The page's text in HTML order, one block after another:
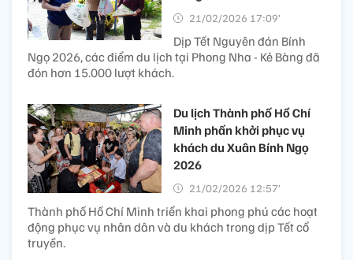
21/02/2026 17:09’
Dịp Tết Nguyên đán Bính
Ngọ 2026, các điểm du lịch tại Phong Nha - Kẻ Bàng đã
đón hơn 15.000 lượt khách.
Du lịch Thành phố Hồ Chí
Minh phấn khởi phục vụ
khách du Xuân Bính Ngọ
2026
21/02/2026 12:57’
Thành phố Hồ Chí Minh triển khai phong phú các hoạt
động phục vụ nhân dân và du khách trong dịp Tết cổ
truyền.